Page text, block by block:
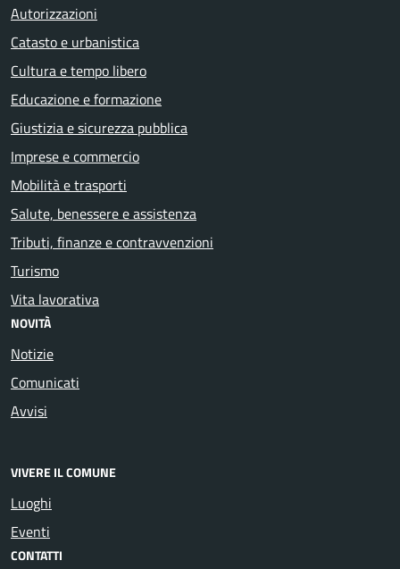
Autorizzazioni
Catasto e urbanistica
Cultura e tempo libero
Educazione e formazione
Giustizia e sicurezza pubblica
Imprese e commercio
Mobilità e trasporti
Salute, benessere e assistenza
Tributi, finanze e contravvenzioni
Turismo
Vita lavorativa
NOVITÀ
Notizie
Comunicati
Avvisi
VIVERE IL COMUNE
Luoghi
Eventi
CONTATTI